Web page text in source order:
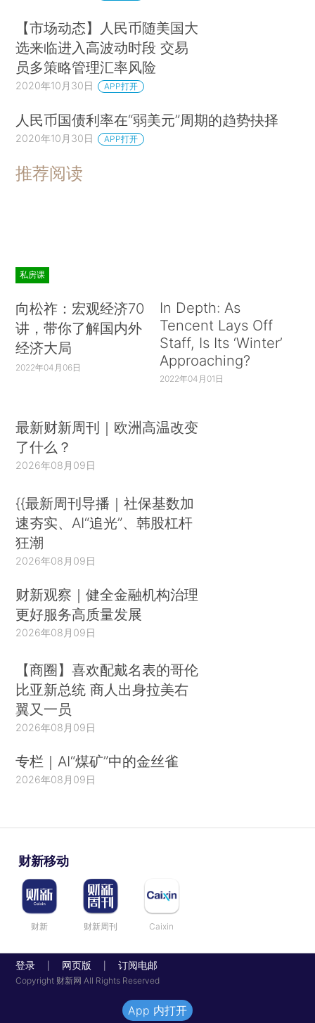
【市场动态】人民币随美国大
选来临进入高波动时段 交易
员多策略管理汇率风险
2020年10月30日 APP打开
人民币国债利率在“弱美元”周期的趋势抉择
2020年10月30日 APP打开
推荐阅读
私房课
向松祚：宏观经济70
讲，带你了解国内外
经济大局
2022年04月06日
In Depth: As
Tencent Lays Off
Staff, Is Its ‘Winter’
Approaching?
2022年04月01日
最新财新周刊｜欧洲高温改变
了什么？
2026年08月09日
{{最新周刊导播｜社保基数加
速夯实、AI“追光”、韩股杠杆
狂潮
2026年08月09日
财新观察｜健全金融机构治理
更好服务高质量发展
2026年08月09日
【商圈】喜欢配戴名表的哥伦
比亚新总统 商人出身拉美右
翼又一员
2026年08月09日
专栏｜AI“煤矿”中的金丝雀
2026年08月09日
财新移动
财新 财新周刊 Caixin
登录 网页版 订阅电邮
Copyright 财新网 All Rights Reserved
App 内打开